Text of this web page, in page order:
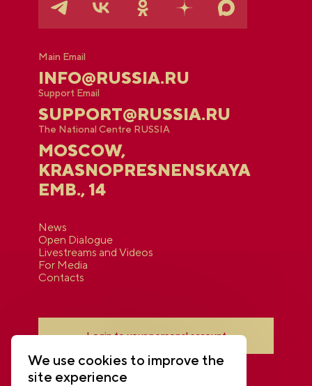
Main Email
INFO@RUSSIA.RU
Support Email
SUPPORT@RUSSIA.RU
The National Centre RUSSIA
MOSCOW,
KRASNOPRESNENSKAYA
EMB., 14
News
Open Dialogue
Livestreams and Videos
For Media
Contacts
Login to your personal account
We use cookies to improve the
site experience